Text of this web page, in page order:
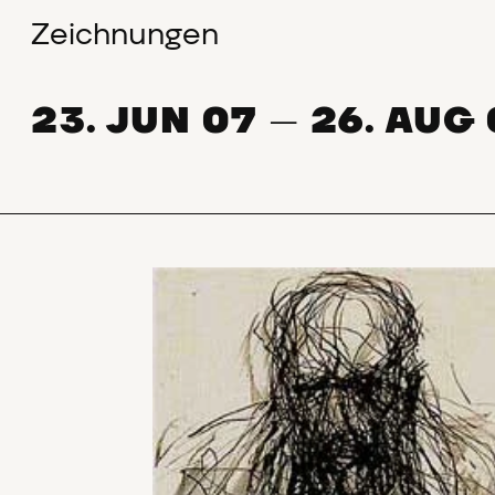
Zeichnungen
23. JUN 07 — 26. AUG